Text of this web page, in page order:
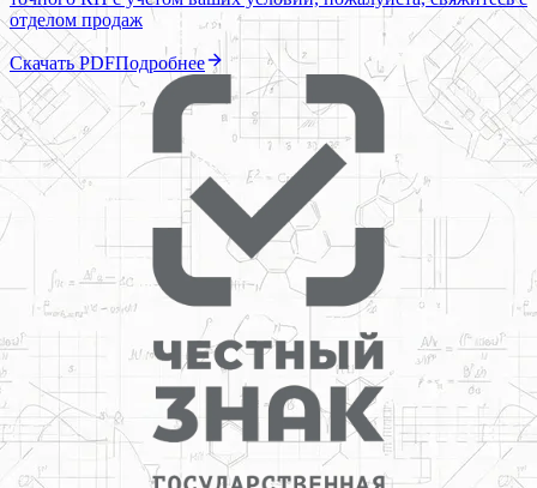
отделом продаж
Скачать PDFПодробнее